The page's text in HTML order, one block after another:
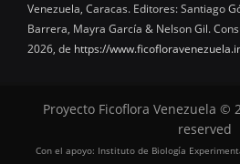
Venezuela, Caracas. Editores: Santiago
Barrera, Mayra García & Nelson Gil.
2026, de https://
Proyecto Ficoflora Venezuela ©
reserved
Con el apoyo: Instituto de Biología